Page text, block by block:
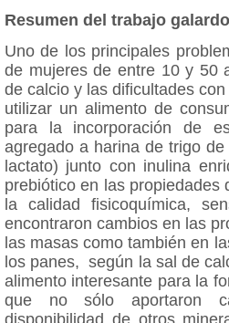
Resumen del trabajo
Uno de los principales
de mujeres de entre 10 y 50
de calcio y las dificultades
utilizar un alimento de
para la incorporación de
agregado a harina de trigo
lactato) junto con inulina
prebiótico en las propiedades
la calidad fisicoquímica,
encontraron cambios en las
las masas como también en
los panes, según la sal de
alimento interesante para la
que no sólo aportaron
disponibilidad de otros